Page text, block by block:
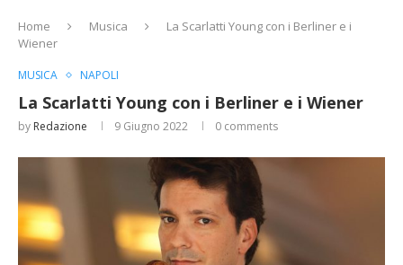
Home Musica
La Scarlatti Young con i Berliner e i
Wiener
MUSICA NAPOLI
La Scarlatti Young con i Berliner e i Wiener
by Redazione 9 Giugno 2022 0 comments